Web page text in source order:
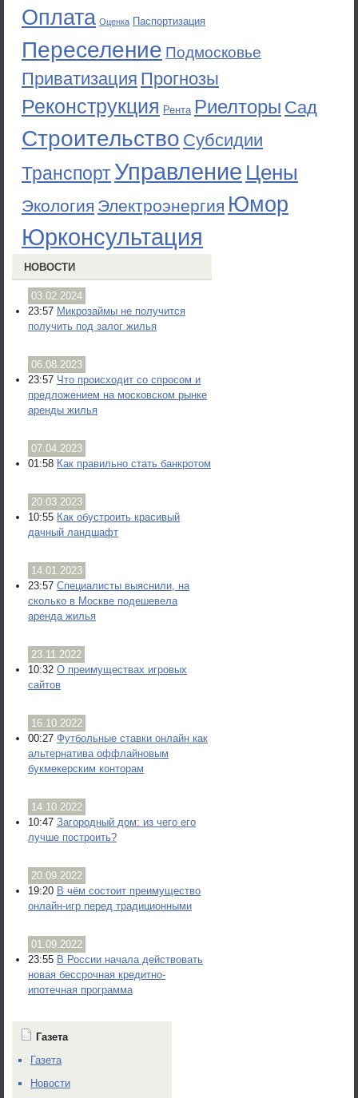
Оплата Оценка Паспортизация
Переселение Подмосковье
Приватизация Прогнозы
Реконструкция Рента Риелторы Сад
Строительство Субсидии
ТранспортУправление Цены
Экология Электроэнергия Юмор
Юрконсультация
НОВОСТИ
03.02.2024
23:57 Микрозаймы не получится
получить под залог жилья
06.08.2023
23:57 Что происходит со спросом и
предложением на московском рынке
аренды жилья
07.04.2023
01:58 Как правильно стать банкротом
20.03.2023
10:55 Как обустроить красивый
дачный ландшафт
14.01.2023
23:57 Специалисты выяснили, на
сколько в Москве подешевела
аренда жилья
23.11.2022
10:32 О преимуществах игровых
сайтов
16.10.2022
00:27 Футбольные ставки онлайн как
альтернатива оффлайновым
букмекерским конторам
14.10.2022
10:47 Загородный дом: из чего его
лучше построить?
20.09.2022
19:20 В чём состоит преимущество
онлайн-игр перед традиционными
01.09.2022
23:55 В России начала действовать
новая бессрочная кредитно-
ипотечная программа
Газета
Газета
Новости